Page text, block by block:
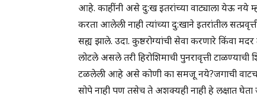
आहे. काहींनी असे दु:ख इतरांच्या वाट्याला येऊ नये
करता आलेली नाही त्यांच्या दु:खाने इतरांतील
सह्य झाले. उदा. कुष्ठरोग्यांची सेवा करणारे किंवा
लोटले असले तरी हिरोशिमाची पुनरावृत्ती
टळलेली आहे असे कोणी का समजू नये?जगाची
सोपे नाही पण तसेच ते अशक्यही नाही हे लक्षात